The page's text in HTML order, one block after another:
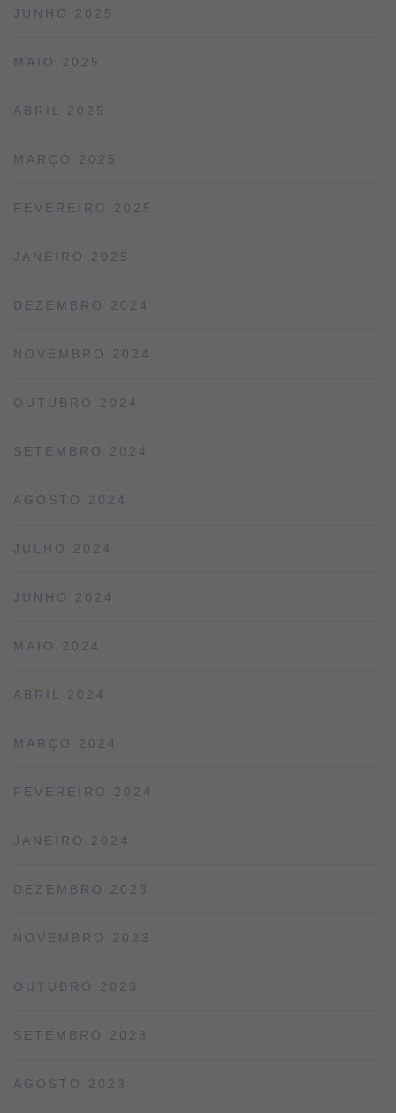
JUNHO 2025
MAIO 2025
ABRIL 2025
MARÇO 2025
FEVEREIRO 2025
JANEIRO 2025
DEZEMBRO 2024
NOVEMBRO 2024
OUTUBRO 2024
SETEMBRO 2024
AGOSTO 2024
JULHO 2024
JUNHO 2024
MAIO 2024
ABRIL 2024
MARÇO 2024
FEVEREIRO 2024
JANEIRO 2024
DEZEMBRO 2023
NOVEMBRO 2023
OUTUBRO 2023
SETEMBRO 2023
AGOSTO 2023